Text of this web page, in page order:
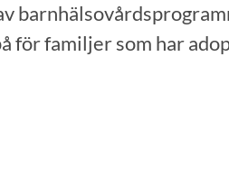
för familjer som har